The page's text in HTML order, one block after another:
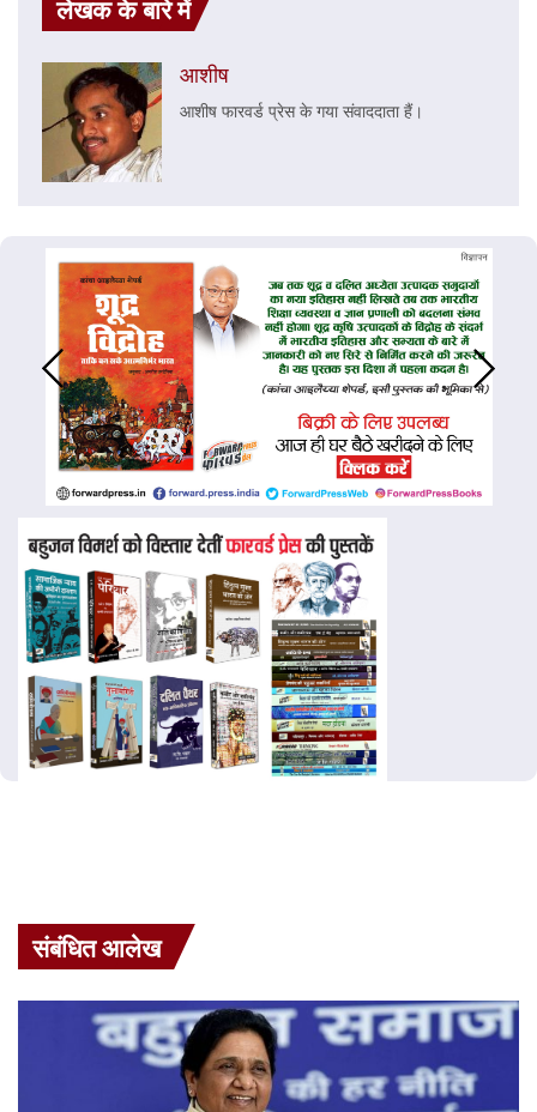
लेखक के बारे में
आशीष
आशीष फारवर्ड प्रेस के गया संवाददाता हैं।
संबंधित आलेख